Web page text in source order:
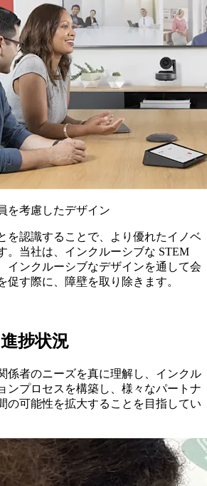
を考慮したデザイン
を認識することで、より優れたイノベ
。当社は、インクルーシブな STEM
インクルーシブなデザインを通して会
促す際に、障壁を取り除きます。
捗状況
係者のニーズを真に理解し、インクル
ンプロセスを構築し、様々なパートナ
の可能性を拡大することを目指してい